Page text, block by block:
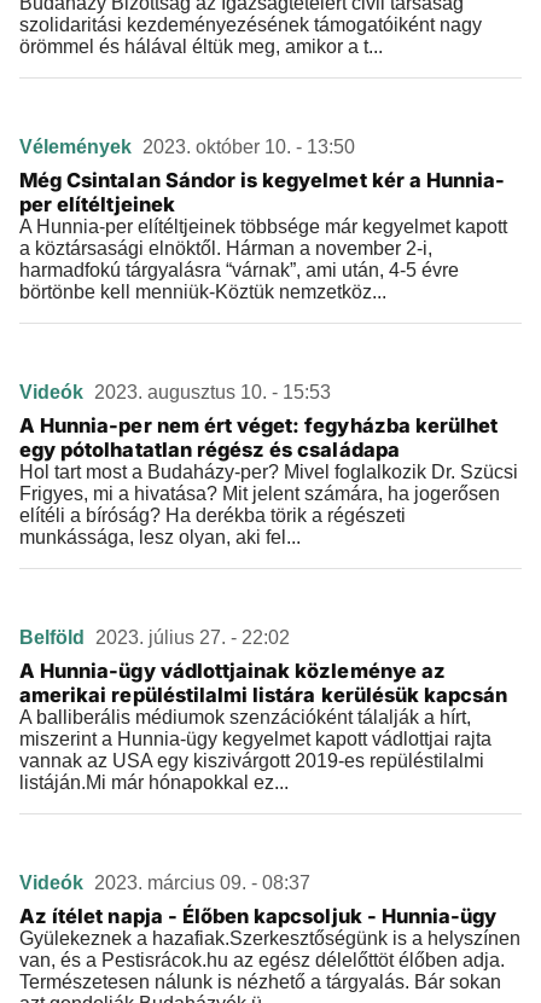
szolidaritási kezdeményezésének támogatóiként nagy
örömmel és hálával éltük meg, amikor a t...
Vélemények 2023. október 10. - 13:50
Még Csintalan Sándor is kegyelmet kér a Hunnia-
per elítéltjeinek
A Hunnia-per elítéltjeinek többsége már kegyelmet kapott
a köztársasági elnöktől. Hárman a november 2-i,
harmadfokú tárgyalásra “várnak”, ami után, 4-5 évre
börtönbe kell menniük-Köztük nemzetköz...
Videók 2023. augusztus 10. - 15:53
A Hunnia-per nem ért véget: fegyházba kerülhet
egy pótolhatatlan régész és családapa
Hol tart most a Budaházy-per? Mivel foglalkozik Dr. Szücsi
Frigyes, mi a hivatása? Mit jelent számára, ha jogerősen
elítéli a bíróság? Ha derékba törik a régészeti
munkássága, lesz olyan, aki fel...
Belföld 2023. július 27. - 22:02
A Hunnia-ügy vádlottjainak közleménye az
amerikai repüléstilalmi listára kerülésük kapcsán
A balliberális médiumok szenzációként tálalják a hírt,
miszerint a Hunnia-ügy kegyelmet kapott vádlottjai rajta
vannak az USA egy kiszivárgott 2019-es repüléstilalmi
listáján.Mi már hónapokkal ez...
Videók 2023. március 09. - 08:37
Az ítélet napja - Élőben kapcsoljuk - Hunnia-ügy
Gyülekeznek a hazafiak.Szerkesztőségünk is a helyszínen
van, és a Pestisrácok.hu az egész délelőttöt élőben adja.
Természetesen nálunk is nézhető a tárgyalás. Bár sokan